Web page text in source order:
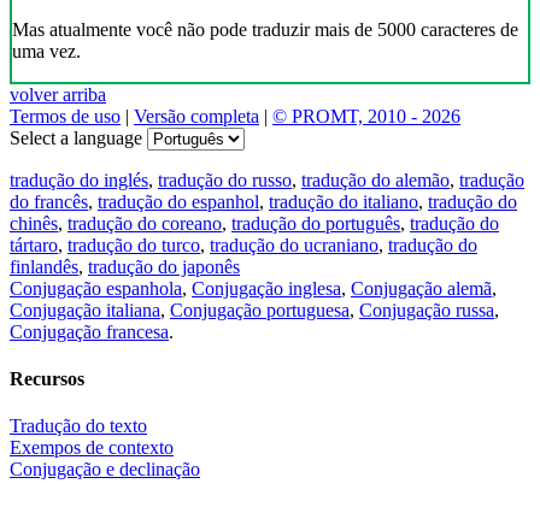
Mas atualmente você não pode traduzir mais de 5000 caracteres de
uma vez.
volver arriba
Termos de uso | Versão completa | © PROMT, 2010 - 2026
Select a language
tradução do inglés, tradução do russo, tradução do alemão, tradução
do francês, tradução do espanhol, tradução do italiano, tradução do
chinês, tradução do coreano, tradução do português, tradução do
tártaro, tradução do turco, tradução do ucraniano, tradução do
finlandês, tradução do japonês
Conjugação espanhola, Conjugação inglesa, Conjugação alemã,
Conjugação italiana, Conjugação portuguesa, Conjugação russa,
Conjugação francesa.
Recursos
Tradução do texto
Exempos de contexto
Conjugação e declinação